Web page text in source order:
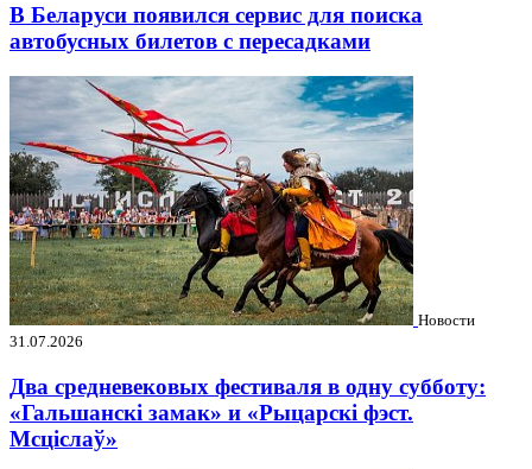
В Беларуси появился сервис для поиска
автобусных билетов с пересадками
Новости
31.07.2026
Два средневековых фестиваля в одну субботу:
«Гальшанскі замак» и «Рыцарскі фэст.
Мсціслаў»